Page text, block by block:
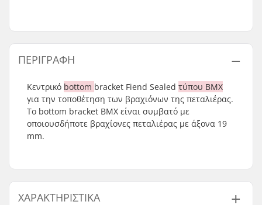
ΠΕΡΙΓΡΑΦΉ
Κεντρικό bottom bracket Fiend Sealed τύπου BMX
για την τοποθέτηση των βραχιόνων της πεταλιέρας.
Το bottom bracket BMX είναι συμβατό με
οποιουσδήποτε βραχίονες πεταλιέρας με άξονα 19
mm.
ΧΑΡΑΚΤΗΡΙΣΤΙΚΆ